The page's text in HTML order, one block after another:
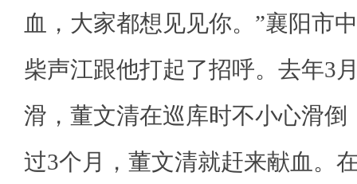
血，大家都想见见你。”襄阳市
柴声江跟他打起了招呼。去年3
滑，董文清在巡库时不小心滑倒
过3个月，董文清就赶来献血。